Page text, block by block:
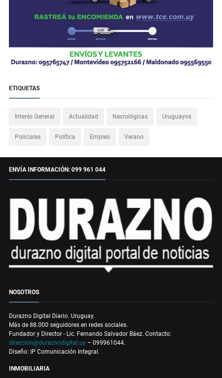
ETIQUETAS
Interés General Actualidad Necrológicas Uruguayos
Policiales Política Empleo Verano
ENVÍA INFORMACIÓN: 099 961 044
NOSOTROS
Durazno Digital Diario. Uruguay.
Más de 88.000 seguidores en redes sociales.
Fundador y Director - Lic. Fernando Salvador Báez. Contacto:
direccion@duraznodigital.uy – 099961044.
Diseño: IP Comunicación Integral.
INMOBILIARIA